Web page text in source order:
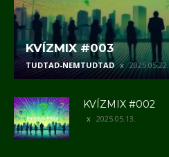
KVÍZMIX #003
TUDTAD-NEMTUDTAD 2025.05.22.
KVÍZMIX #002
2025.05.13.